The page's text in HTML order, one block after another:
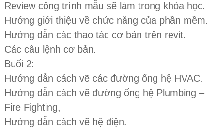
Review công trình mẫu sẽ làm trong khóa học.
Hướng giới thiệu về chức năng của phần mềm.
Hướng dẫn các thao tác cơ bản trên revit.
Các câu lệnh cơ bản.
Buổi 2:
Hướng dẫn cách vẽ các đường ống hệ HVAC.
Hướng dẫn cách vẽ đường ống hệ Plumbing –
Fire Fighting,
Hướng dẫn cách vẽ hệ điện.